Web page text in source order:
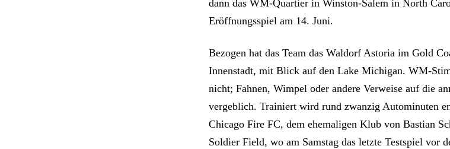
dann das WM-Quartier in Winston-Salem in North
Eröffnungsspiel am 14. Juni.
Bezogen hat das Team das Waldorf Astoria im Gold
Innenstadt, mit Blick auf den Lake Michigan. WM-
nicht; Fahnen, Wimpel oder andere Verweise auf die
vergeblich. Trainiert wird rund zwanzig Autominuten
Chicago Fire FC, dem ehemaligen Klub von Bastian
Soldier Field, wo am Samstag das letzte Testspiel vor